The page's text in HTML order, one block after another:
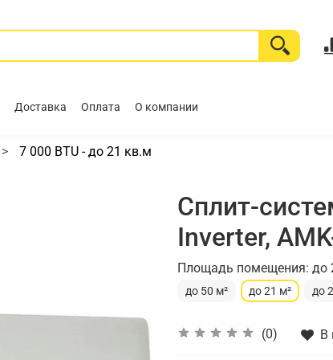
Доставка Оплата О компании
7 000 BTU - до 21 кв.м
Сплит-
Inverter,
Площадь помещения: до
до 50 м² до 21 м² до
(0) В